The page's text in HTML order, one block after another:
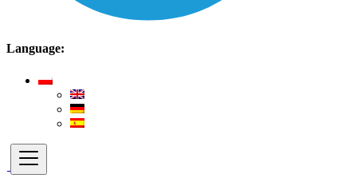
Language: